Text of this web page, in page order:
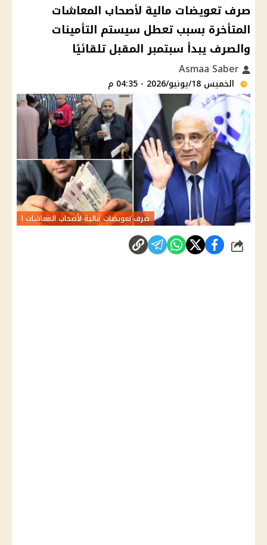
صرف تعويضات مالية لأصحاب المعاشات
المتأخرة بسبب تعطل سيستم التأمينات
والصرف يبدأ سبتمبر المقبل تلقائيًا
الخميس 18/يونيو/2026 - 04:35 م
صرف تعويضات مالية لأصحاب المعاشات ا
شارك